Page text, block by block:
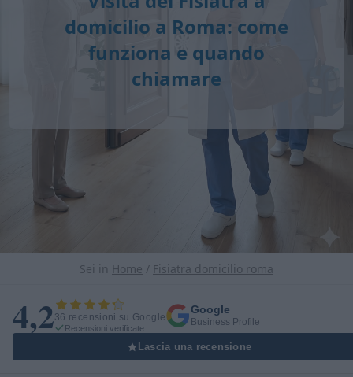
domicilio a Roma: come
funziona e quando
chiamare
Sei in Home / Fisiatra domicilio roma
4,236 recensioni su Google
Recensioni verificate
Google
Business Profile
Lascia una recensione